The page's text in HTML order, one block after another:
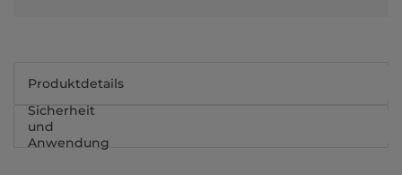
Produktdetails
Sicherheit
und
Anwendung